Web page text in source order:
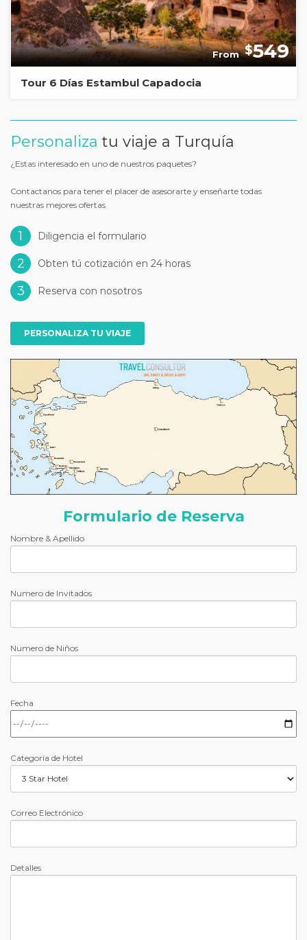
From $549
Tour 6 Días Estambul Capadocia
Personaliza tu viaje a Turquía
¿Estas interesado en uno de nuestros paquetes?
Contactanos para tener el placer de asesorarte y enseñarte todas
nuestras mejores ofertas
1 Diligencia el formulario
2 Obten tú cotización en 24 horas
3 Reserva con nosotros
PERSONALIZA TU VIAJE
Formulario de Reserva
Nombre & Apellido
Numero de Invitados
Numero de Niños
Fecha
Categoría de Hotel
Correo Electrónico
Detalles